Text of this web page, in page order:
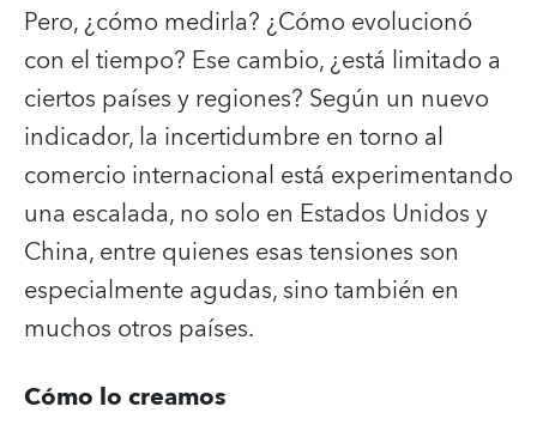
Pero, ¿cómo medirla? ¿Cómo evolucionó
con el tiempo? Ese cambio, ¿está limitado a
ciertos países y regiones? Según un nuevo
indicador, la incertidumbre en torno al
comercio internacional está experimentando
una escalada, no solo en Estados Unidos y
China, entre quienes esas tensiones son
especialmente agudas, sino también en
muchos otros países.
Cómo lo creamos